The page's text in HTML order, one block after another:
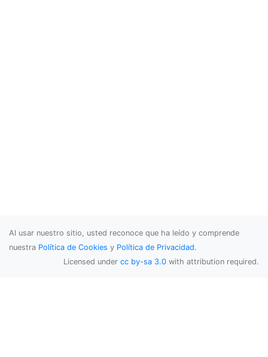
Al usar nuestro sitio, usted reconoce que ha leído y comprende
nuestra Política de Cookies y Política de Privacidad.
Licensed under cc by-sa 3.0 with attribution required.